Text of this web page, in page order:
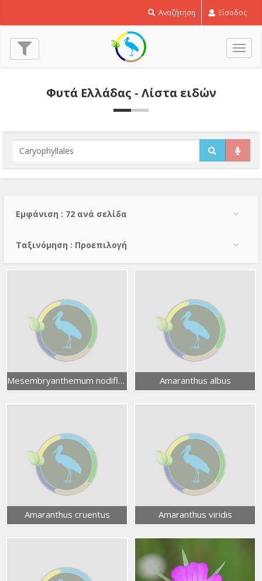
Αναζήτηση Είσοδος
Φυτά Ελλάδας - Λίστα ειδών
Εμφάνιση : 72 ανά σελίδα
Тαξινόμηση : Προεπιλογή
Mesembryanthemum nodiflorum Amaranthus albus
Amaranthus cruentus Amaranthus viridis